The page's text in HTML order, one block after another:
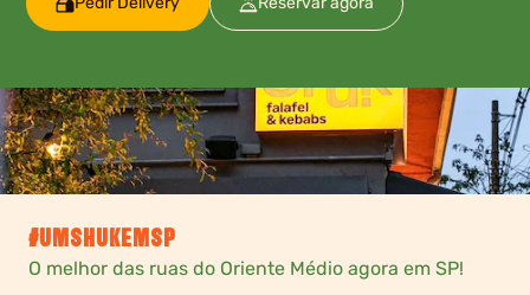
#UMSHUKEMSP
O melhor das ruas do Oriente Médio agora em SP!